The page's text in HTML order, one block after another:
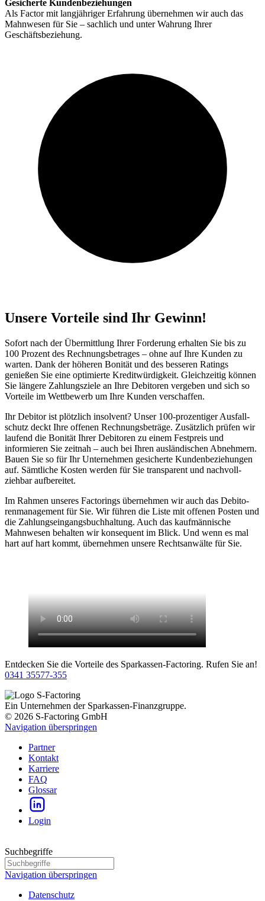
Gesicherte Kundenbeziehungen
Als Factor mit langjähriger Erfahrung übernehmen wir auch das
Mahnwesen für Sie – sachlich und unter Wahrung Ihrer
Geschäftsbeziehung.
Unsere Vorteile sind Ihr Gewinn!
Sofort nach der Übermittlung Ihrer Forderung erhalten Sie bis zu
100 Prozent des Rechnungs­be­trages – ohne auf Ihre Kunden zu
warten. Dank der höheren Bonität und des besseren Ratings
genießen Sie eine optimierte Kredit­würdigkeit. Gleich­zeitig können
Sie längere Zahlungsziele an Ihre Debitoren vergeben und sich so
Vorteile im Wettbewerb um Ihre Kunden verschaffen.
Ihr Debitor ist plötzlich insolvent? Unser 100-prozentiger Ausfall­
schutz deckt Ihre offenen Rechnungs­beträge. Zusätzlich prüfen wir
laufend die Bonität Ihrer Debitoren zu einem Festpreis und
informieren Sie zeitnah – auch bei Ihren auslän­dischen Abnehmern.
Bauen Sie so für Ihr Unternehmen gesicherte Kunden­be­zie­hungen
auf. Sämtliche Kosten werden für Sie transparent und nachvoll­
ziehbar aufbereitet.
Im Rahmen unseres Factorings übernehmen wir auch das Debito­
ren­ma­nagement für Sie. Wir führen die Liste mit offenen Posten und
die Zahlungs­eingangs­buchhaltung. Auch das kaufmän­nische
Mahnwesen behalten wir konsequent im Blick. Und wenn es mal
hart auf hart kommt, übernehmen unsere Rechts­anwälte für Sie.
Entdecken Sie die Vorteile des Sparkassen-Factoring. Rufen Sie an!
0341 35577-355
Ein Unternehmen der Sparkassen-Finanzgruppe.
© 2026 S-Factoring GmbH
Navigation überspringen
Partner
Kontakt
Karriere
FAQ
Glossar
Login
Suchbegriffe
Navigation überspringen
Datenschutz